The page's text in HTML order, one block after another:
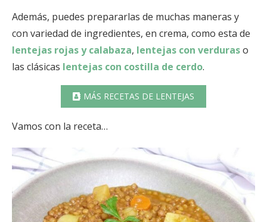
Además, puedes prepararlas de muchas maneras y
con variedad de ingredientes, en crema, como esta de
lentejas rojas y calabaza, lentejas con verduraso
las clásicas lentejas con costilla de cerdo.
MÁS RECETAS DE LENTEJAS
Vamos con la receta…